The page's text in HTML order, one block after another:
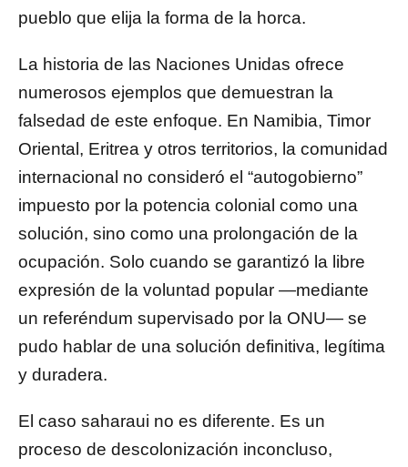
pueblo que elija la forma de la horca.
La historia de las Naciones Unidas ofrece
numerosos ejemplos que demuestran la
falsedad de este enfoque. En Namibia, Timor
Oriental, Eritrea y otros territorios, la comunidad
internacional no consideró el “autogobierno”
impuesto por la potencia colonial como una
solución, sino como una prolongación de la
ocupación. Solo cuando se garantizó la libre
expresión de la voluntad popular —mediante
un referéndum supervisado por la ONU— se
pudo hablar de una solución definitiva, legítima
y duradera.
El caso saharaui no es diferente. Es un
proceso de descolonización inconcluso,